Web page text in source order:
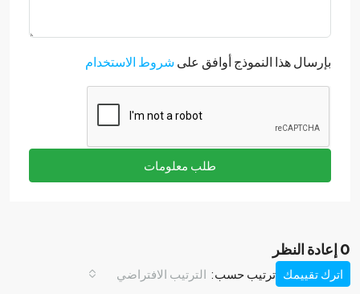
بإرسال هذا النموذج أوافق على شروط الاستخدام
طلب معلومات
0 إعادة النظر
ترتيب حسب: الترتيب الافتراضي اترك تقييمك